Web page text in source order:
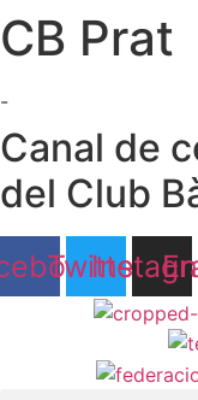
Ir
al
CB Prat
-
Canal de
del Club
Twitter